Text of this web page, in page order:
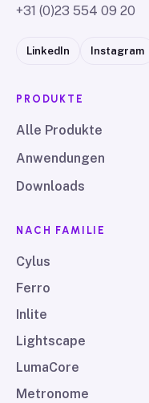
+31 (0)23 554 09 20
LinkedIn Instagram
PRODUKTE
Alle Produkte
Anwendungen
Downloads
NACH FAMILIE
Cylus
Ferro
Inlite
Lightscape
LumaCore
Metronome